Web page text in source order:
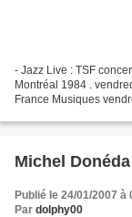
- Jazz Live : TSF
Montréal 1984 .
France Musiques
Michel
Publié le 24/01/2007 à
Par dolphy00